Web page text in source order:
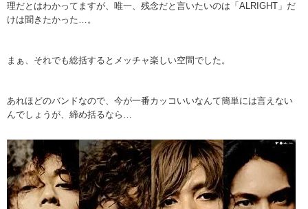
理だとはわかってますが、唯一、残念だと言いたいのは「ALRIGHT」だ
けは聞きたかった…。
まぁ、それでも総括するとメッチャ楽しい空間でした。
あれほどのバンドなので、今が一番カッコいいなんて簡単には言えない
んでしょうが、締め括るなら…